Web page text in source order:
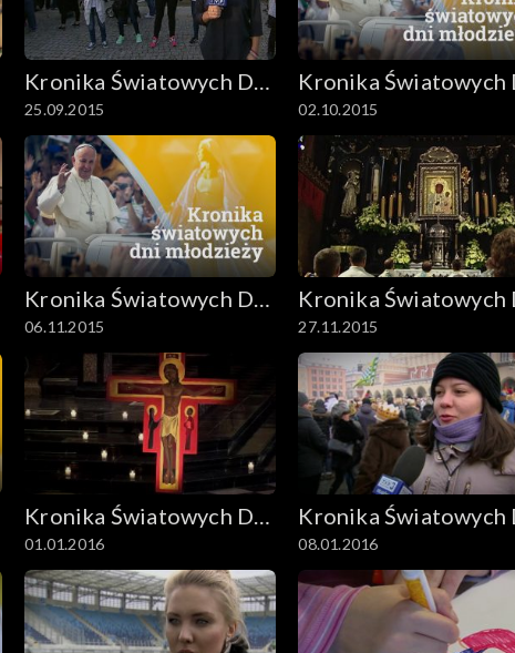
Kronika Światowych Dni
Młodzieży
25.09.2015
Kronika Światowych
Młodzieży
02.10.2015
Kronika Światowych Dni
Młodzieży
06.11.2015
Kronika Światowych
Młodzieży
27.11.2015
Kronika Światowych Dni
Młodzieży
01.01.2016
Kronika Światowych
Młodzieży
08.01.2016